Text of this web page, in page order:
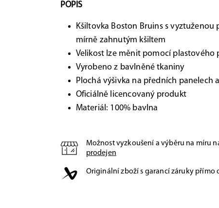
POPIS
Kšiltovka Boston Bruins s
mírně zahnutým kšiltem
Velikost lze měnit pomocí plastového
Vyrobeno z bavlněné tkaniny
Plochá výšivka na předních panelech
Oficiálně licencovaný produkt
Materiál: 100% bavlna
Možnost vyzkoušení a výběru na míru
prodejen
Originální zboží s garancí záruky přímo